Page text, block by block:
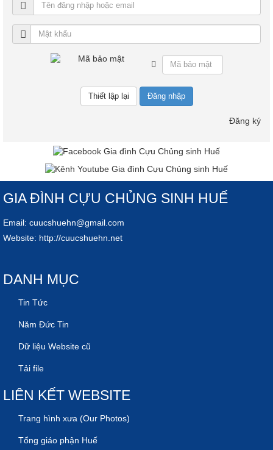
Đăng nhập
Đăng ký
GIA ĐÌNH CỰU CHỦNG SINH HUẾ
Email: cuucshuehn@gmail.com
Website: http://cuucshuehn.net
DANH MỤC
Tin Tức
Năm Đức Tin
Dữ liệu Website cũ
Tải file
LIÊN KẾT WEBSITE
Trang hình xưa (Our Photos)
Tổng giáo phận Huế